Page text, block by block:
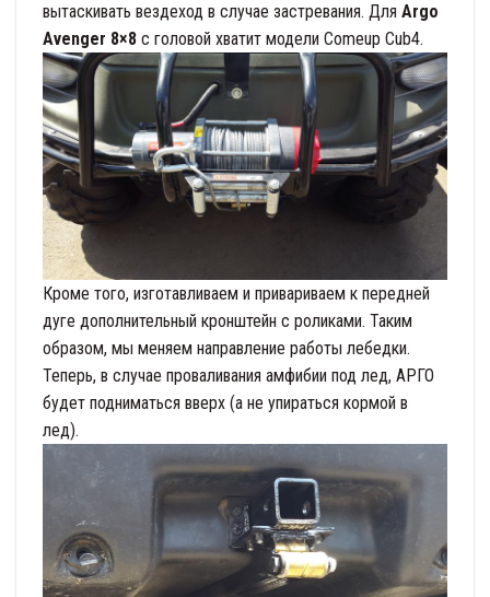
вытаскивать вездеход в случае застревания. Для Argo
Avenger 8×8 с головой хватит модели Comeup Cub4.
Кроме того, изготавливаем и привариваем к передней
дуге дополнительный кронштейн с роликами. Таким
образом, мы меняем направление работы лебедки.
Теперь, в случае проваливания амфибии под лед, АРГО
будет подниматься вверх (а не упираться кормой в
лед).